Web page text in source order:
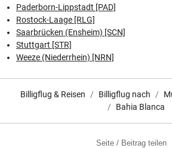
Paderborn-Lippstadt [PAD]
Rostock-Laage [RLG]
Saarbrücken (Ensheim) [SCN]
Stuttgart [STR]
Weeze (Niederrhein) [NRN]
Billigflug & Reisen Billigflug nach
Bahia Blanca
Seite / Beitrag teilen